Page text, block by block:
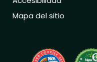
Mapa del sitio